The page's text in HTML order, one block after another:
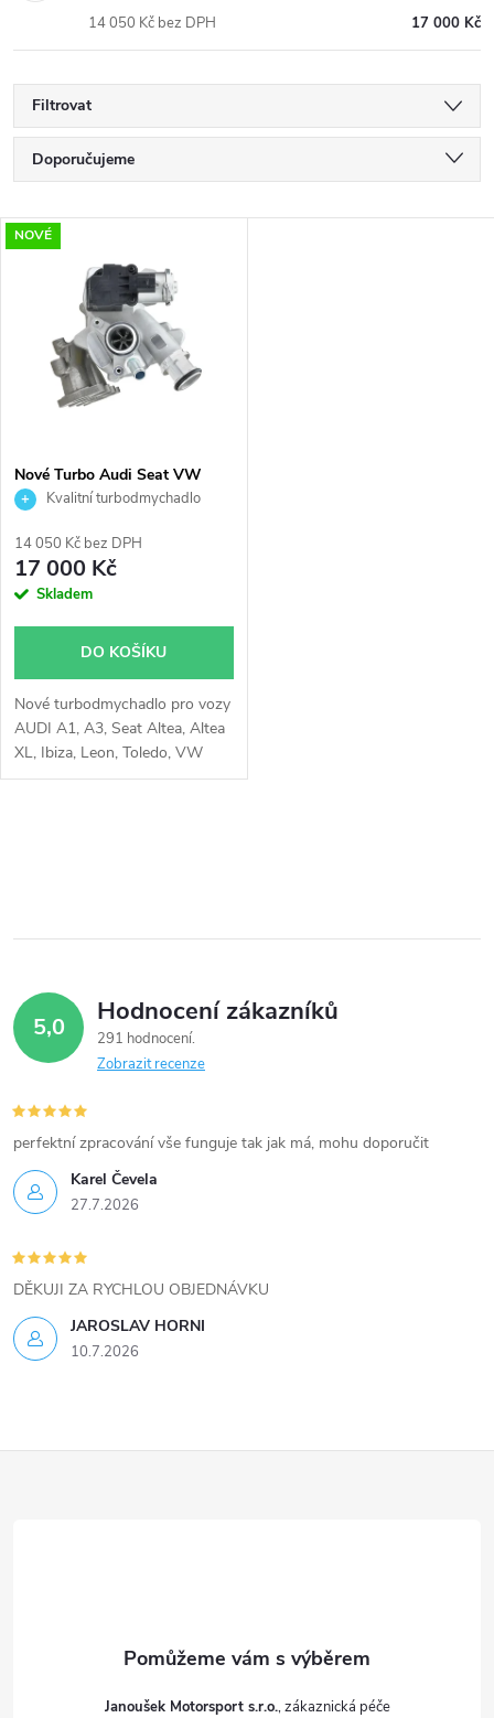
17 000 Kč
14 050 Kč bez DPH
Filtrovat
Ř
a
p
r
o
u
k
Doporučujeme
Nejdražší
Nejprodávanější
Abecedně
V
s
p
r
o
d
u
k
NOVÉ
Nové Turbo Audi Seat VW
Škoda 1.2TFSI 1.2TSI IHI
Kvalitní turbodmychadlo
14 050 Kč bez DPH
17 000 Kč
Skladem
DO KOŠÍKU
Nové turbodmychadlo pro vozy
AUDI A1, A3, Seat Altea, Altea
XL, Ibiza, Leon, Toledo, VW
Beetle, Caddy, Golf, Jetta, Polo,
l
d
a
c
í
p
r
v
k
y
ý
5,0 Hodnocení zákazníků
291 hodnocení
Zobrazit recenze
Karel Čevela
27.7.2026
perfektní zpracování vše funguje tak jak má, mohu doporučit
JAROSLAV HORNI
10.7.2026
DĚKUJI ZA RYCHLOU OBJEDNÁVKU
Janoušek Motorsport s.r.o.